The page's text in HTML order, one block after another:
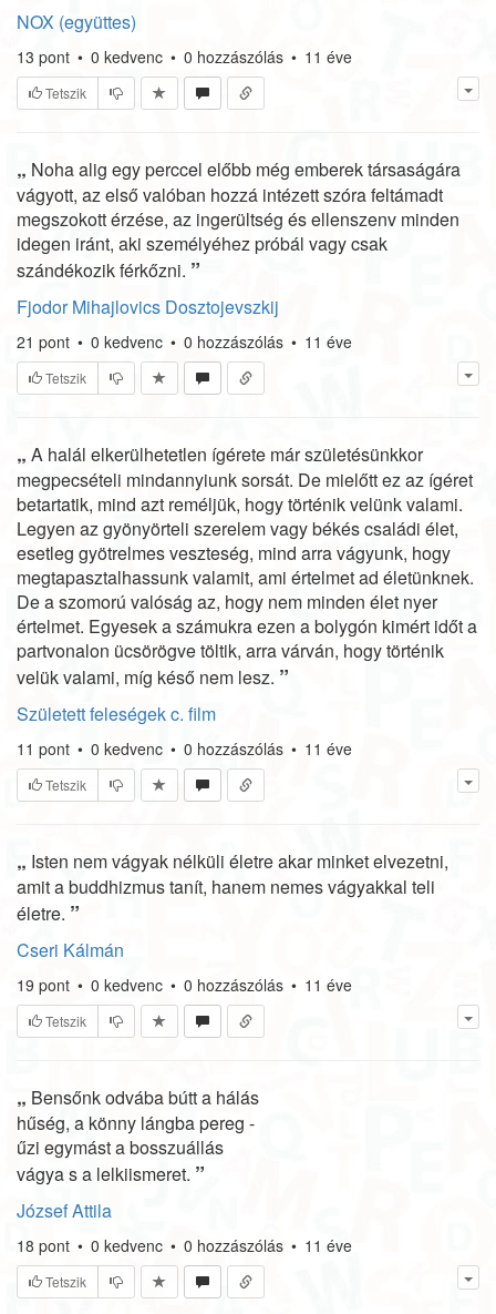
NOX (együttes)
13 pont • 0 kedvenc • 0 hozzászólás • 11 éve
Tetszik
„ Noha alig egy perccel előbb még emberek társaságára
vágyott, az első valóban hozzá intézett szóra feltámadt
megszokott érzése, az ingerültség és ellenszenv minden
idegen iránt, aki személyéhez próbál vagy csak
szándékozik férkőzni. ”
Fjodor Mihajlovics Dosztojevszkij
21 pont • 0 kedvenc • 0 hozzászólás • 11 éve
Tetszik
„ A halál elkerülhetetlen ígérete már születésünkkor
megpecsételi mindannyiunk sorsát. De mielőtt ez az ígéret
betartatik, mind azt reméljük, hogy történik velünk valami.
Legyen az gyönyörteli szerelem vagy békés családi élet,
esetleg gyötrelmes veszteség, mind arra vágyunk, hogy
megtapasztalhassunk valamit, ami értelmet ad életünknek.
De a szomorú valóság az, hogy nem minden élet nyer
értelmet. Egyesek a számukra ezen a bolygón kimért időt a
partvonalon ücsörögve töltik, arra várván, hogy történik
velük valami, míg késő nem lesz. ”
Született feleségek c. film
11 pont • 0 kedvenc • 0 hozzászólás • 11 éve
Tetszik
„ Isten nem vágyak nélküli életre akar minket elvezetni,
amit a buddhizmus tanít, hanem nemes vágyakkal teli
életre. ”
Cseri Kálmán
19 pont • 0 kedvenc • 0 hozzászólás • 11 éve
Tetszik
„ Bensőnk odvába bútt a hálás
hűség, a könny lángba pereg -
űzi egymást a bosszuállás
vágya s a lelkiismeret. ”
József Attila
18 pont • 0 kedvenc • 0 hozzászólás • 11 éve
Tetszik